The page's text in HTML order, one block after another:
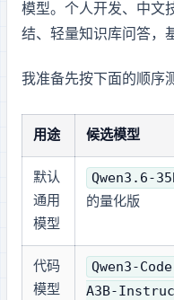
模型。个人开发、中文
结、轻量知识库问答，
我准备先按下面的顺序
用途 候选模型
默认
通用
模型
Qwen3.6-
的 GGUF 4bit 量化版
代码
模型
Qwen3-
A3B-